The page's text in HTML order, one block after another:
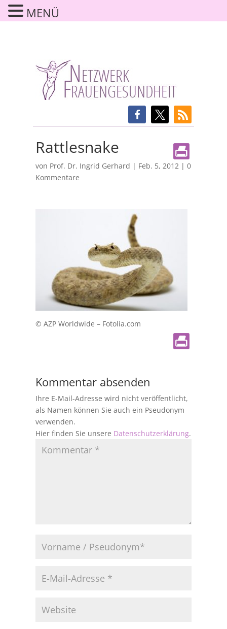
Rattlesnake
von Prof. Dr. Ingrid Gerhard | Feb. 5, 2012 | 0
Kommentare
© AZP Worldwide – Fotolia.com
Kommentar absenden
Ihre E-Mail-Adresse wird nicht veröffentlicht,
als Namen können Sie auch ein Pseudonym
verwenden.
Hier finden Sie unsere Datenschutzerklärung.
MENÜ